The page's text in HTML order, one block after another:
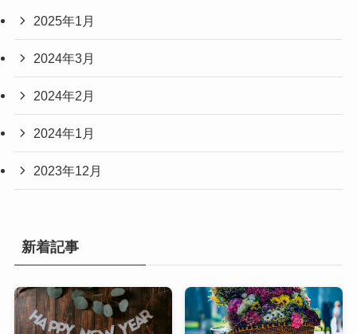
2025年1月
2024年3月
2024年2月
2024年1月
2023年12月
新着記事